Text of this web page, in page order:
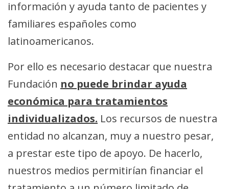
información y ayuda tanto de pacientes y
familiares españoles como
latinoamericanos.
Por ello es necesario destacar que nuestra
Fundación no puede brindar ayuda
económica para tratamientos
individualizados. Los recursos de nuestra
entidad no alcanzan, muy a nuestro pesar,
a prestar este tipo de apoyo. De hacerlo,
nuestros medios permitirían financiar el